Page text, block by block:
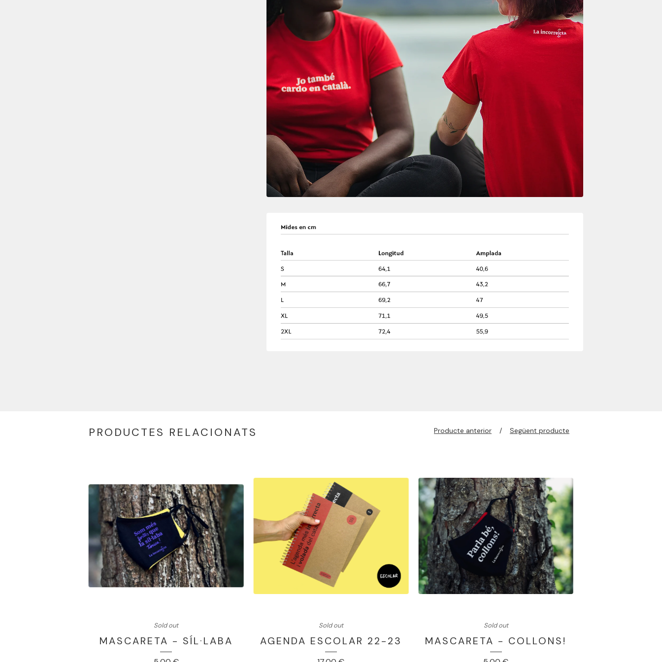
PRODUCTES RELACIONATS Producte anterior Següent producte
Sold out
MASCARETA - SÍL·LABA
Sold out
AGENDA ESCOLAR 22-23
Sold out
MASCARETA - COLLONS!